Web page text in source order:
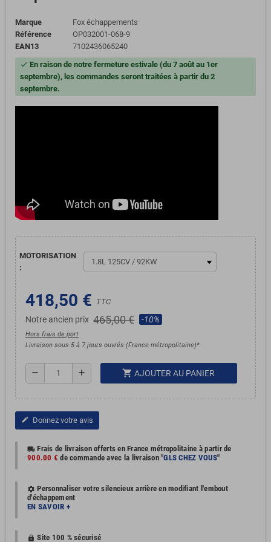
Marque
Fox échappements
Référence
OP032001-068-9
EAN13
7102436065240
check En raison de notre fermeture estivale (du 7 août au 1er
septembre), les commandes seront traitées à partir du 2
septembre.
MOTORISATION
:
418,50 € TTC
Notre ancien prix 465,00 € -10%
Hors frais de port
Livraison sous 5 à 7 jours ouvrés (France métropolitaine)*
remove add shopping_cart AJOUTER AU PANIER
edit Donnez votre avis
local_shipping Frais de livraison offerts en France métropolitaine à partir de
900.00 € de commande avec la livraison "GLS CHEZ VOUS"
settings Personnaliser votre silencieux arrière en modifiant l'embout
d'échappement
EN SAVOIR +
https Site 100 % sécurisé